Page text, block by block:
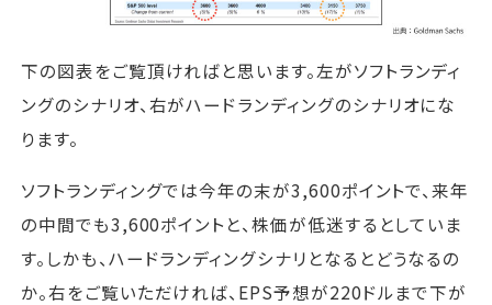
下の図表をご覧頂ければと思います。左がソフトランディ
ングのシナリオ、右がハードランディングのシナリオにな
ります。
ソフトランディングでは今年の末が3,600ポイントで、来年
の中間でも3,600ポイントと、株価が低迷するとしていま
す。しかも、ハードランディングシナリとなるとどうなるの
か。右をご覧いただければ、EPS予想が220ドルまで下が